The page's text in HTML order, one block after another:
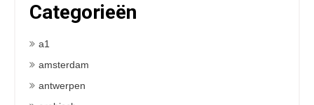
Categorieën
a1
amsterdam
antwerpen